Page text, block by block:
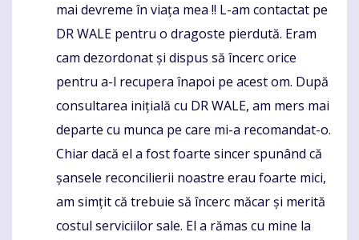
mai devreme în viața mea !! L-am contactat pe
DR WALE pentru o dragoste pierdută. Eram
cam dezordonat și dispus să încerc orice
pentru a-l recupera înapoi pe acest om. După
consultarea inițială cu DR WALE, am mers mai
departe cu munca pe care mi-a recomandat-o.
Chiar dacă el a fost foarte sincer spunând că
șansele reconcilierii noastre erau foarte mici,
am simțit că trebuie să încerc măcar și merită
costul serviciilor sale. El a rămas cu mine la